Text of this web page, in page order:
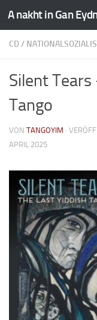
A nakht in Gan
CD /
Silent
Tango
VON TANGOYIM ·
APRIL 2025